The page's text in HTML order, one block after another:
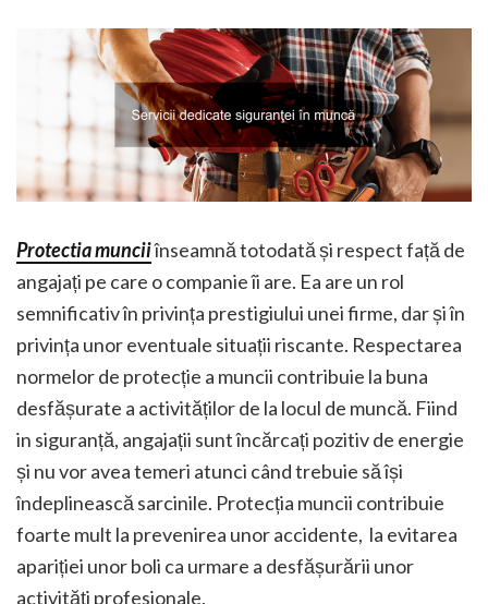
Protectia munciiînseamnă totodată și respect față de
angajați pe care o companie îi are. Ea are un rol
semnificativ în privința prestigiului unei firme, dar și în
privința unor eventuale situații riscante. Respectarea
normelor de protecție a muncii contribuie la buna
desfășurate a activităților de la locul de muncă. Fiind
in siguranță, angajații sunt încărcați pozitiv de energie
și nu vor avea temeri atunci când trebuie să își
îndeplinească sarcinile. Protecția muncii contribuie
foarte mult la prevenirea unor accidente, la evitarea
apariției unor boli ca urmare a desfășurării unor
activități profesionale.